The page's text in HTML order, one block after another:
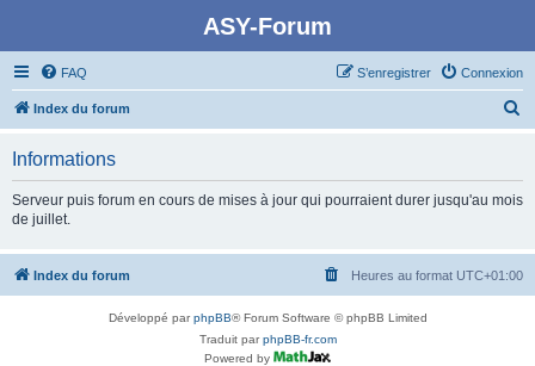
ASY-Forum
FAQ Connexion
S’enregistrer
Index du forum
c
Informations
Serveur puis forum en cours de mises à jour qui pourraient durer jusqu'au mois
de juillet.
Index du forum Heures au format UTC+01:00
Développé parphpBB® Forum Software © phpBB Limited
Traduit parphpBB-fr.com
Powered by